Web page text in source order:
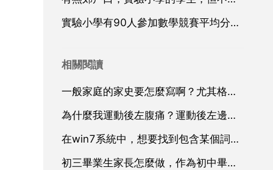
實驗小學有90人參加數學競賽平均分是73分其中
相關閱讀
一般家庭的家史要怎麼寫啊？尤其格式 內容方面
為什麼我運動後左腹痛？運動後左邊小腹痛是怎麼回事
在win7系統中，想要找到包含某個詞語的全部word檔案，怎麼搜尋呢？
初三畢業生家長怎麼做，作為初中畢業生的家長應該怎麼做